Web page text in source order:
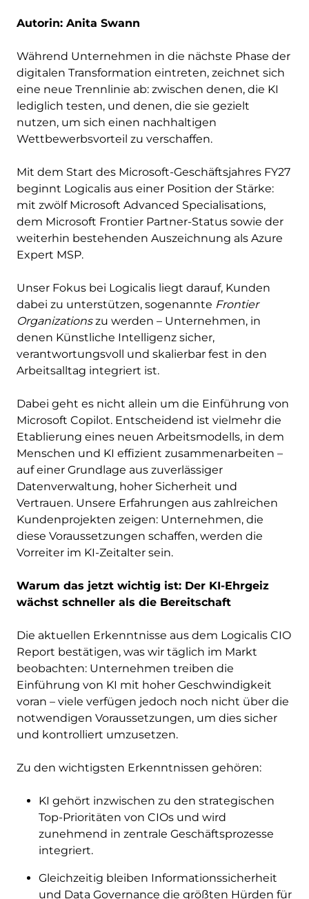
Autorin: Anita Swann
Während Unternehmen in die nächste Phase der
digitalen Transformation eintreten, zeichnet sich
eine neue Trennlinie ab: zwischen denen, die KI
lediglich testen, und denen, die sie gezielt
nutzen, um sich einen nachhaltigen
Wettbewerbsvorteil zu verschaffen.
Mit dem Start des Microsoft-Geschäftsjahres FY27
beginnt Logicalis aus einer Position der Stärke:
mit zwölf Microsoft Advanced Specialisations,
dem Microsoft Frontier Partner-Status sowie der
weiterhin bestehenden Auszeichnung als Azure
Expert MSP.
Unser Fokus bei Logicalis liegt darauf, Kunden
dabei zu unterstützen, sogenannte Frontier
Organizationszu werden – Unternehmen, in
denen Künstliche Intelligenz sicher,
verantwortungsvoll und skalierbar fest in den
Arbeitsalltag integriert ist.
Dabei geht es nicht allein um die Einführung von
Microsoft Copilot. Entscheidend ist vielmehr die
Etablierung eines neuen Arbeitsmodells, in dem
Menschen und KI effizient zusammenarbeiten –
auf einer Grundlage aus zuverlässiger
Datenverwaltung, hoher Sicherheit und
Vertrauen. Unsere Erfahrungen aus zahlreichen
Kundenprojekten zeigen: Unternehmen, die
diese Voraussetzungen schaffen, werden die
Vorreiter im KI-Zeitalter sein.
Warum das jetzt wichtig ist: Der KI-Ehrgeiz
wächst schneller als die Bereitschaft
Die aktuellen Erkenntnisse aus dem Logicalis CIO
Report bestätigen, was wir täglich im Markt
beobachten: Unternehmen treiben die
Einführung von KI mit hoher Geschwindigkeit
voran – viele verfügen jedoch noch nicht über die
notwendigen Voraussetzungen, um dies sicher
und kontrolliert umzusetzen.
Zu den wichtigsten Erkenntnissen gehören:
KI gehört inzwischen zu den strategischen
Top-Prioritäten von CIOs und wird
zunehmend in zentrale Geschäftsprozesse
integriert.
Gleichzeitig bleiben Informationssicherheit
und Data Governance die größten Hürden für